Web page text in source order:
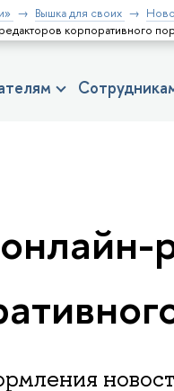
Вышка для своих
корпоративного